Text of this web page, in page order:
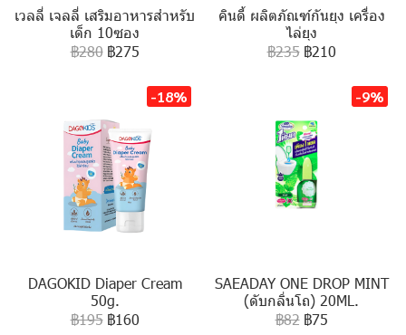
เวลลี่ เจลลี่ เสริมอาหารสำหรับ
เด็ก 10ซอง
฿280 ฿275
คินดี้ ผลิตภัณฑ์กันยุง เครื่อง
ไล่ยุง
฿235 ฿210
-18%
DAGOKID Diaper Cream
50g.
฿195 ฿160
-9%
SAEADAY ONE DROP MINT
(ดับกลิ่นโถ) 20ML.
฿82 ฿75